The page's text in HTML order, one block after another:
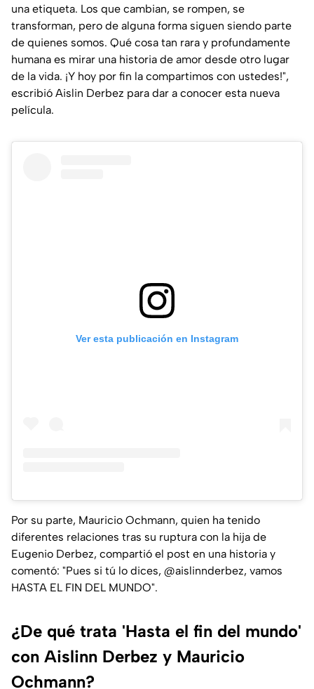
una etiqueta. Los que cambian, se rompen, se
transforman, pero de alguna forma siguen siendo parte
de quienes somos. Qué cosa tan rara y profundamente
humana es mirar una historia de amor desde otro lugar
de la vida. ¡Y hoy por fin la compartimos con ustedes!",
escribió Aislin Derbez para dar a conocer esta nueva
película.
Ver esta publicación en Instagram
Por su parte, Mauricio Ochmann, quien ha tenido
diferentes relaciones tras su ruptura con la hija de
Eugenio Derbez, compartió el post en una historia y
comentó: "Pues si tú lo dices, @aislinnderbez, vamos
HASTA EL FIN DEL MUNDO".
¿De qué trata 'Hasta el fin del mundo'
con Aislinn Derbez y Mauricio
Ochmann?